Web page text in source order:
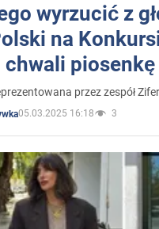
wyrzucić z
na
przez zespół
05.03.2025 16:18 3